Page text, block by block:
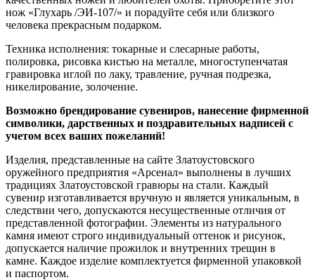
нож «Глухарь /ЭИ-107/» и порадуйте себя или близкого
человека прекрасным подарком.
Техника исполнения: токарные и слесарные работы,
полировка, рисовка кистью на металле, многоступенчатая
гравировка иглой по лаку, травление, ручная подрезка,
никелирование, золочение.
Возможно брендирование сувениров, нанесение фирменной
символики, дарственных и поздравительных надписей с
учетом всех ваших пожеланий!
Изделия, представленные на сайте Златоустовского
оружейного предприятия «Арсенал» выполнены в лучших
традициях Златоустовской гравюры на стали. Каждый
сувенир изготавливается вручную и является уникальным, в
следствии чего, допускаются несущественные отличия от
представленной фотографии. Элементы из натурального
камня имеют строго индивидуальный оттенок и рисунок,
допускается наличие прожилок и внутренних трещин в
камне. Каждое изделие комплектуется фирменной упаковкой
и паспортом.